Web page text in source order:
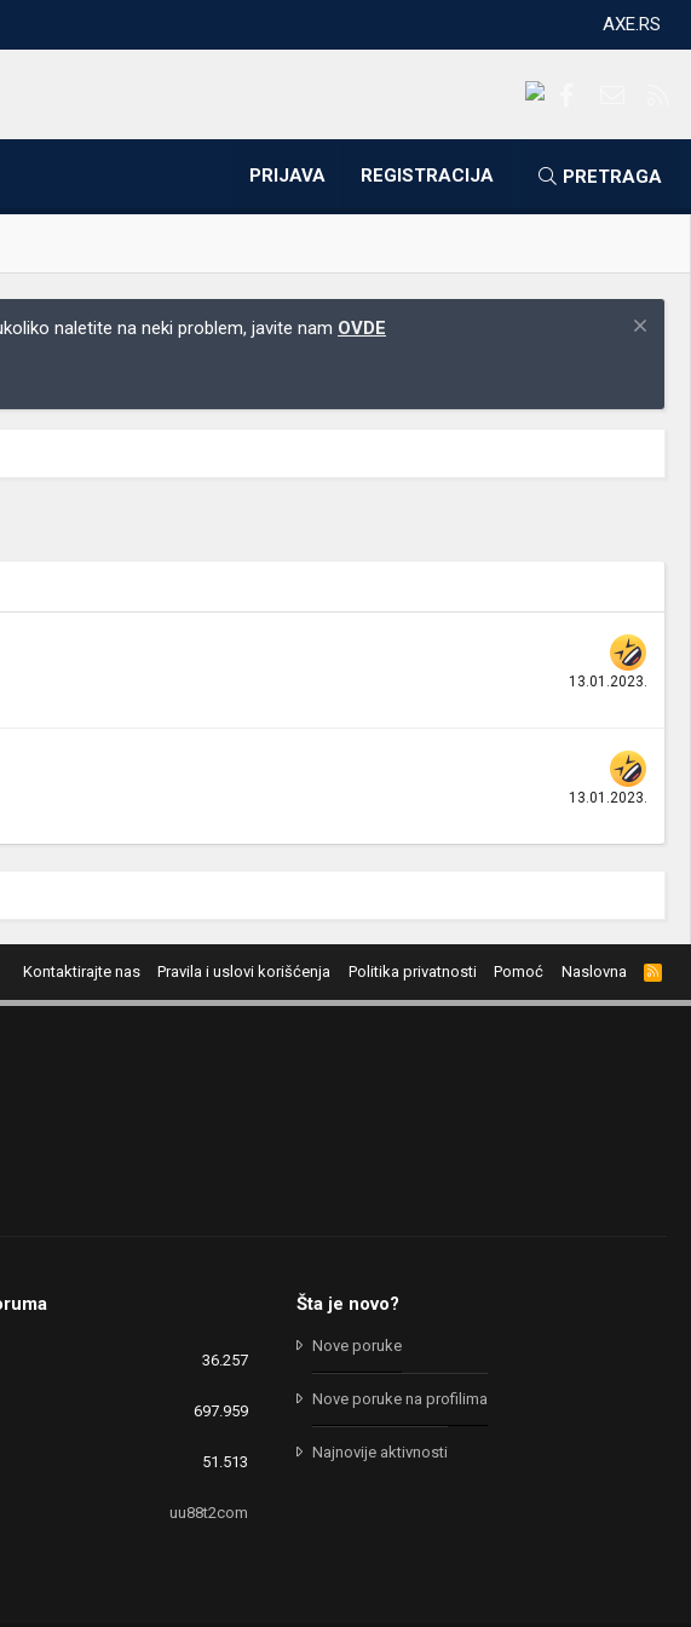
AXE.RS
PRIJAVA REGISTRACIJA PRETRAGA
naletite na neki problem, javite nam OVDE
13.01.2023.
13.01.2023.
Kontaktirajte nas Pravila i uslovi korišćenja Politika privatnosti Pomoć Naslovna
R
S
S
36.257
697.959
51.513
uu88t2com
Šta je novo?
Nove poruke
Nove poruke na profilima
Najnovije aktivnosti